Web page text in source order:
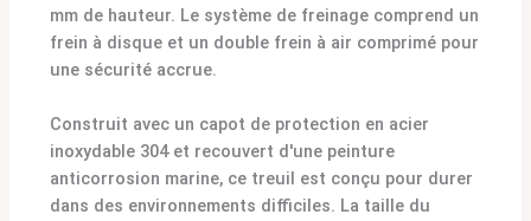
mm de hauteur. Le système de freinage comprend un
frein à disque et un double frein à air comprimé pour
une sécurité accrue.
Construit avec un capot de protection en acier
inoxydable 304 et recouvert d'une peinture
anticorrosion marine, ce treuil est conçu pour durer
dans des environnements difficiles. La taille du